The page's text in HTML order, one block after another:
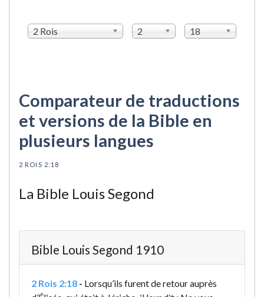
2 Rois 2 18
Comparateur de traductions
et versions de la Bible en
plusieurs langues
2 ROIS 2:18
La Bible Louis Segond
Bible Louis Segond 1910
2 Rois 2:18 - Lorsqu’ils furent de retour auprès